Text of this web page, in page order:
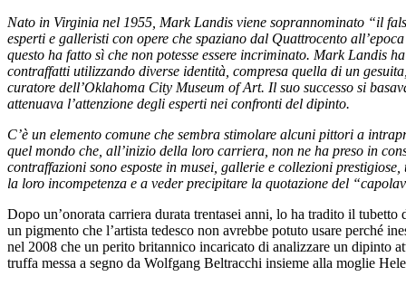
Nato in Virginia nel 1955, Mark Landis viene soprannominato “il
esperti e galleristi con opere che spaziano dal Quattrocento
questo ha fatto sì che non potesse essere incriminato. Mark Landis
contraffatti utilizzando diverse identità, compresa quella di un
curatore dell’Oklahoma City Museum of Art. Il suo successo si
attenuava l’attenzione degli esperti nei confronti del dipinto.
C’è un elemento comune che sembra stimolare alcuni pittori a
quel mondo che, all’inizio della loro carriera, non ne ha preso in
contraffazioni sono esposte in musei, gallerie e collezioni
la loro incompetenza e a veder precipitare la quotazione del
Dopo un’onorata carriera durata trentasei anni, lo ha tradito il
un pigmento che l’artista tedesco non avrebbe potuto usare perché
nel 2008 che un perito britannico incaricato di analizzare un dipinto
truffa messa a segno da Wolfgang Beltracchi insieme alla moglie